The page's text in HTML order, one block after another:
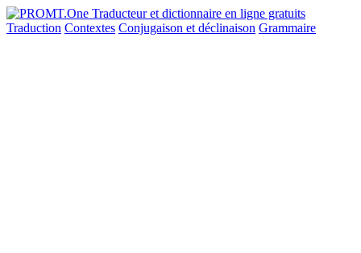
Traduction Contextes Conjugaison et déclinaison Grammaire